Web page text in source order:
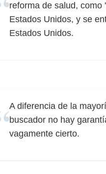
reforma de salud,
Estados Unidos, y se
Estados Unidos.
A diferencia de la
buscador no hay
vagamente cierto.